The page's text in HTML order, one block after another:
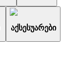
აქსესუარები